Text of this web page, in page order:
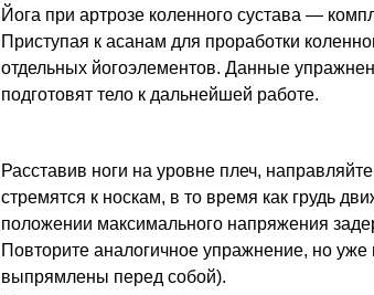
Йога при артрозе коленного сустава —
Приступая к асанам для проработки
отдельных йогоэлементов. Данные
подготовят тело к дальнейшей работе.
Расставив ноги на уровне плеч,
стремятся к носкам, в то время как грудь
положении максимального напряжения
Повторите аналогичное упражнение, но
выпрямлены перед собой).